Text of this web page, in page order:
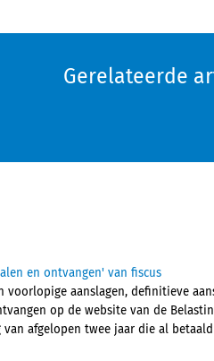
Gerelateerde
en ontvangen' van fiscus
voorlopige aanslagen, definitieve
op de website van de
afgelopen twee jaar die al